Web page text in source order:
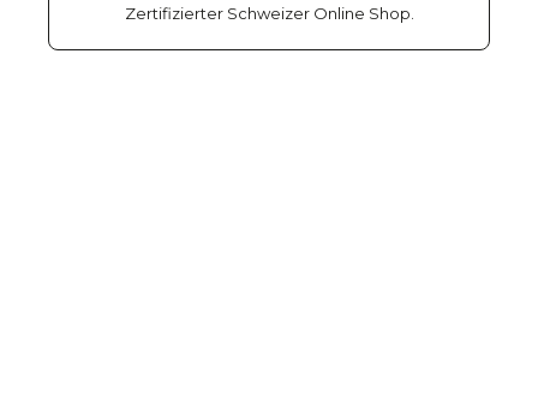
Zertifizierter Schweizer Online Shop.